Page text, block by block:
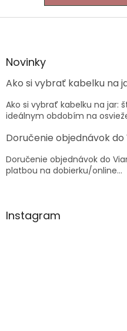
Z
äNovinky
Ako si vybrať kabelku na
Ako si vybrať kabelku na jar:
ideálnym obdobím na
Doručenie objednávok do
Doručenie objednávok do
platbou na dobierku/online...
Instagram